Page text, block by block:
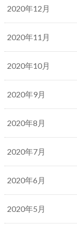
2020年12月
2020年11月
2020年10月
2020年9月
2020年8月
2020年7月
2020年6月
2020年5月